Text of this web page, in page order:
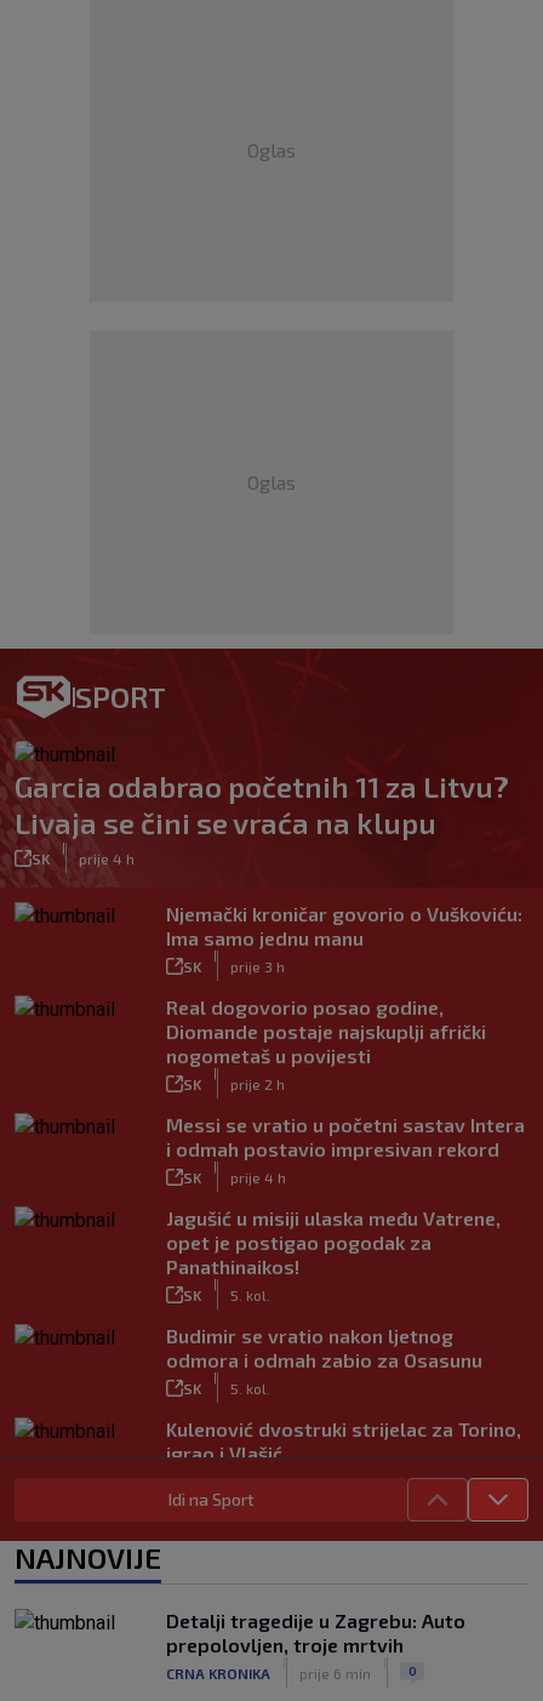
Oglas
Oglas
SPORT
Garcia odabrao početnih 11 za Litvu?
Livaja se čini se vraća na klupu
SK prije 4 h
Njemački kroničar govorio o Vuškoviću:
Ima samo jednu manu
SK prije 3 h
Real dogovorio posao godine,
Diomande postaje najskuplji afrički
nogometaš u povijesti
SK prije 2 h
Messi se vratio u početni sastav Intera
i odmah postavio impresivan rekord
SK prije 4 h
Jagušić u misiji ulaska među Vatrene,
opet je postigao pogodak za
Panathinaikos!
SK 5. kol.
Budimir se vratio nakon ljetnog
odmora i odmah zabio za Osasunu
SK 5. kol.
Kulenović dvostruki strijelac za Torino,
igrao i Vlašić
VIDEO / Modrić se vratio na teren!
Pogledajte ovacije publike i hrvatske
Tinejdžer iz Zimbabvea srušio bivšeg
trenera Hajduka, utakmica kasnila zbog
prometnog kaosa
Idi na Sport
NAJNOVIJE
Detalji tragedije u Zagrebu: Auto
prepolovljen, troje mrtvih
CRNA KRONIKA prije 6 min 0